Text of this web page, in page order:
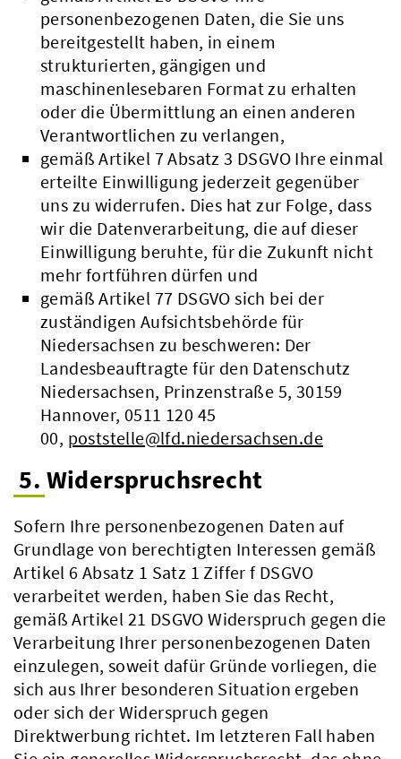
personenbezogenen Daten, die Sie uns
bereitgestellt haben, in einem
strukturierten, gängigen und
maschinenlesebaren Format zu erhalten
oder die Übermittlung an einen anderen
Verantwortlichen zu verlangen,
gemäß Artikel 7 Absatz 3 DSGVO Ihre einmal
erteilte Einwilligung jederzeit gegenüber
uns zu widerrufen. Dies hat zur Folge, dass
wir die Datenverarbeitung, die auf dieser
Einwilligung beruhte, für die Zukunft nicht
mehr fortführen dürfen und
gemäß Artikel 77 DSGVO sich bei der
zuständigen Aufsichtsbehörde für
Niedersachsen zu beschweren: Der
Landesbeauftragte für den Datenschutz
Niedersachsen, Prinzenstraße 5, 30159
Hannover, 0511 120 45
00, poststelle@lfd.niedersachsen.de
5. Widerspruchsrecht
Sofern Ihre personenbezogenen Daten auf
Grundlage von berechtigten Interessen gemäß
Artikel 6 Absatz 1 Satz 1 Ziffer f DSGVO
verarbeitet werden, haben Sie das Recht,
gemäß Artikel 21 DSGVO Widerspruch gegen die
Verarbeitung Ihrer personenbezogenen Daten
einzulegen, soweit dafür Gründe vorliegen, die
sich aus Ihrer besonderen Situation ergeben
oder sich der Widerspruch gegen
Direktwerbung richtet. Im letzteren Fall haben